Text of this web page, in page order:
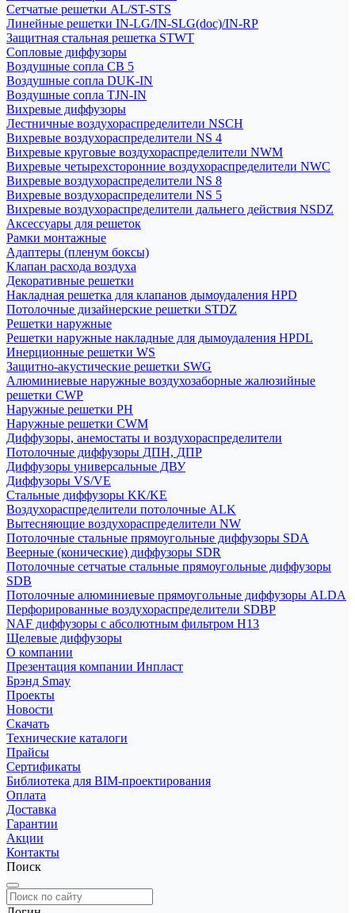
Сетчатые решетки AL/ST-STS
Линейные решетки IN-LG/IN-SLG(doc)/IN-RP
Защитная стальная решетка STWT
Сопловые диффузоры
Воздушные сопла СВ 5
Воздушные сопла DUK-IN
Воздушные сопла TJN-IN
Вихревые диффузоры
Лестничные воздухораспределители NSCH
Вихревые воздухораспределители NS 4
Вихревые круговые воздухораспределители NWM
Вихревые четырехсторонние воздухораспределители NWC
Вихревые воздухораспределители NS 8
Вихревые воздухораспределители NS 5
Вихревые воздухораспределители дальнего действия NSDZ
Аксессуары для решеток
Рамки монтажные
Адаптеры (пленум боксы)
Клапан расхода воздуха
Декоративные решетки
Накладная решетка для клапанов дымоудаления HPD
Потолочные дизайнерские решетки STDZ
Решетки наружные
Решетки наружные накладные для дымоудаления HPDL
Инерционные решетки WS
Защитно-акустические решетки SWG
Алюминиевые наружные воздухозаборные жалюзийные
решетки CWP
Наружные решетки РН
Наружные решетки CWM
Диффузоры, анемостаты и воздухораспределители
Потолочные диффузоры ДПН, ДПР
Диффузоры универсальные ДВУ
Диффузоры VS/VE
Стальные диффузоры KK/KE
Воздухораспределители потолочные ALK
Вытесняющие воздухораспределители NW
Потолочные стальные прямоугольные диффузоры SDA
Веерные (конические) диффузоры SDR
Потолочные сетчатые стальные прямоугольные диффузоры
SDB
Потолочные алюминиевые прямоугольные диффузоры ALDA
Перфорированные воздухораспределители SDBP
NAF диффузоры с абсолютным фильтром Н13
Щелевые диффузоры
О компании
Презентация компании Инпласт
Брэнд Smay
Проекты
Новости
Скачать
Технические каталоги
Прайсы
Сертификаты
Библиотека для BIM-проектирования
Оплата
Доставка
Гарантии
Акции
Контакты
Поиск